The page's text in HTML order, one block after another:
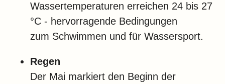
Wassertemperaturen erreichen 24 bis 27
°C - hervorragende Bedingungen
zum Schwimmen und für Wassersport.
Regen
Der Mai markiert den Beginn der